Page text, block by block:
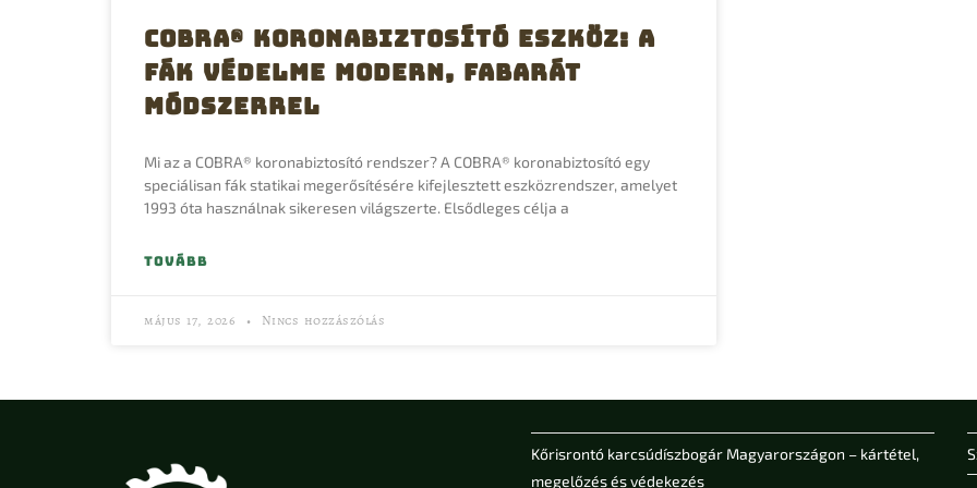
COBRA® Koronabiztosító Eszköz: A
Fák Védelme Modern, Fabarát
Módszerrel
Mi az a COBRA® koronabiztosító rendszer? A COBRA® koronabiztosító egy
speciálisan fák statikai megerősítésére kifejlesztett eszközrendszer, amelyet
1993 óta használnak sikeresen világszerte. Elsődleges célja a
TOVÁBB
május 17, 2026 Nincs hozzászólás
Kőrisrontó karcsúdíszbogár Magyarországon – kártétel,
megelőzés és védekezés